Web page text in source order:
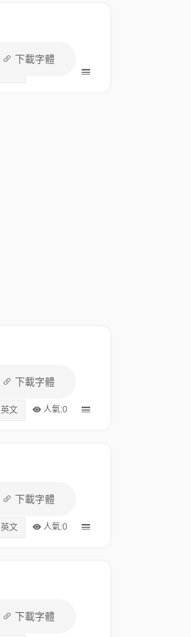
下載字體
下載字體
人氣:0
英文
下載字體
人氣:0
英文
下載字體